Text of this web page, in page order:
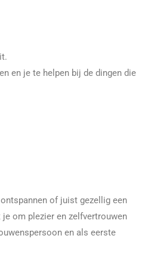
en je te helpen bij de dingen die
of juist gezellig een
om plezier en zelfvertrouwen
en als eerste